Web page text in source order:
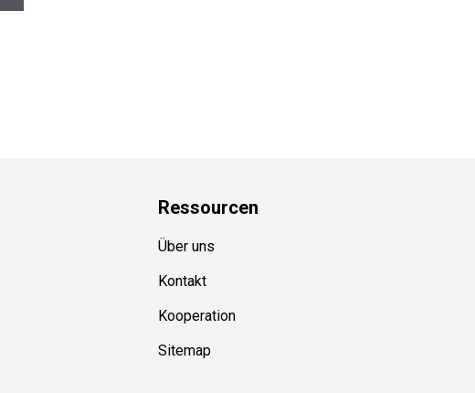
Ressourcen
Über uns
Kontakt
Kooperation
Sitemap